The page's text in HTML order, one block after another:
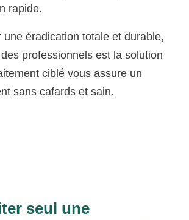
rapide.
une éradication totale et durable,
professionnels est la solution
ciblé vous assure un
sans cafards et sain.
seul une